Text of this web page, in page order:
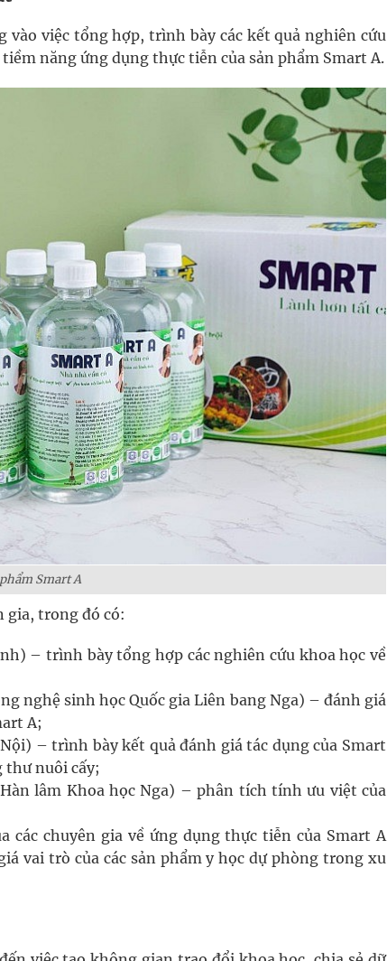
việc tổng hợp, trình bày các kết quả nghiên cứu
năng ứng dụng thực tiễn của sản phẩm Smart A.
Smart A
gia, trong đó có:
– trình bày tổng hợp các nghiên cứu khoa học về
nghệ sinh học Quốc gia Liên bang Nga) – đánh giá
A;
– trình bày kết quả đánh giá tác dụng của Smart
thư nuôi cấy;
lâm Khoa học Nga) – phân tích tính ưu việt của
các chuyên gia về ứng dụng thực tiễn của Smart A
vai trò của các sản phẩm y học dự phòng trong xu